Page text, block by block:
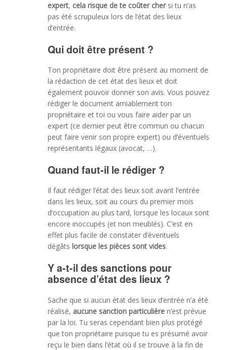
expert, cela risque de te coûter chersi tu n’as
pas été scrupuleux lors de l’état des lieux
d’entrée.
Qui doit être présent ?
Ton propriétaire doit être présent au moment de
la rédaction de cet état des lieux et doit
également pouvoir donner son avis. Vous pouvez
rédiger le document amiablement ton
propriétaire et toi ou vous faire aider par un
expert (ce dernier peut être commun ou chacun
peut faire venir son propre expert) ou d’éventuels
représentants légaux (avocat, …).
Quand faut-il le rédiger ?
Il faut rédiger l’état des lieux soit avant l’entrée
dans les lieux, soit au cours du premier mois
d’occupation au plus tard, lorsque les locaux sont
encore inoccupés (et non meublés). C’est en
effet plus facile de constater d’éventuels
dégâts lorsque les pièces sont vides.
Y a-t-il des sanctions pour
absence d’état des lieux ?
Sache que si aucun état des lieux d’entrée n’a été
réalisé, aucune sanction particulièren’est prévue
par la loi. Tu seras cependant bien plus protégé
que ton propriétaire puisque tu es présumé avoir
reçu le bien dans l’état où il se trouve à la fin de